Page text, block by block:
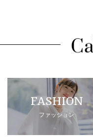
FASHION
ファッション